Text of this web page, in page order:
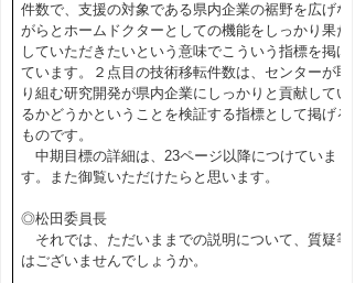
件数で、支援の対象である県内企業の裾野を広げな
がらとホームドクターとしての機能をしっかり果た
していただきたいという意味でこういう指標を掲げ
ています。２点目の技術移転件数は、センターが取
り組む研究開発が県内企業にしっかりと貢献してい
るかどうかということを検証する指標として掲げる
ものです。
中期目標の詳細は、23ページ以降につけていま
す。また御覧いただけたらと思います。
◎松田委員長
それでは、ただいままでの説明について、質疑等
はございませんでしょうか。